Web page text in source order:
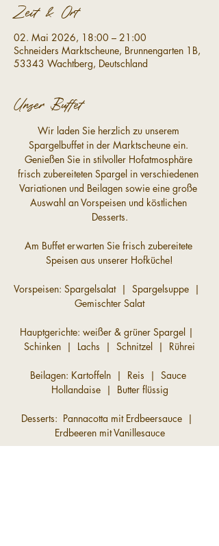
Zeit & Ort
02. Mai 2026, 18:00 – 21:00
Schneiders Marktscheune, Brunnengarten 1B,
53343 Wachtberg, Deutschland
Unser Buffet
Wir laden Sie herzlich zu unserem
Spargelbuffet in der Marktscheune ein.
Genießen Sie in stilvoller Hofatmosphäre
frisch zubereiteten Spargel in verschiedenen
Variationen und Beilagen sowie eine große
Auswahl an Vorspeisen und köstlichen
Desserts.
Am Buffet erwarten Sie frisch zubereitete
Speisen aus unserer Hofküche!
Vorspeisen: Spargelsalat  |  Spargelsuppe  |
Gemischter Salat
Hauptgerichte: weißer & grüner Spargel |
Schinken  |  Lachs  |  Schnitzel  |  Rührei
Beilagen: Kartoffeln  |  Reis  |  Sauce
Hollandaise  |  Butter flüssig
Desserts:  Pannacotta mit Erdbeersauce  |
Erdbeeren mit Vanillesauce